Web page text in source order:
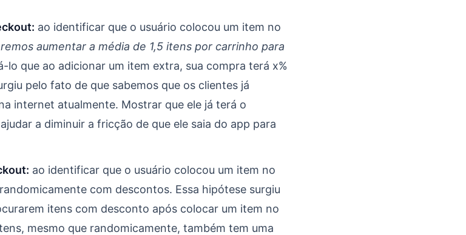
ao identificar que o usuário colocou um item no
aumentar a média de 1,5 itens por carrinho para
lo que ao adicionar um item extra, sua compra terá x%
pelo fato de que sabemos que os clientes já
internet atualmente. Mostrar que ele já terá o
a diminuir a fricção de que ele saia do app para
ao identificar que o usuário colocou um item no
com descontos. Essa hipótese surgiu
itens com desconto após colocar um item no
mesmo que randomicamente, também tem uma